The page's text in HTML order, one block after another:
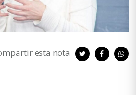
esta nota